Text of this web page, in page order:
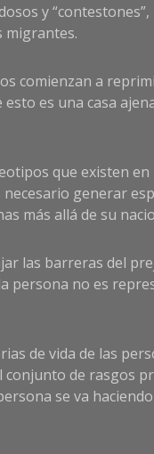
y
migrantes.
comienzan a
es una casa
que existen en
generar
más allá de su
las barreras del
persona no es
de vida de las
de rasgos
se va